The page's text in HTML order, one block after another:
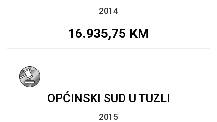
2014
16.935,75 KM
OPĆINSKI SUD U TUZLI
2015